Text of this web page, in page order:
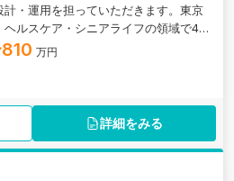
・運用を担っていただきます。東京
ルスケア・シニアライフの領域で40
イム上場企業の求人です。
万円
詳細をみる